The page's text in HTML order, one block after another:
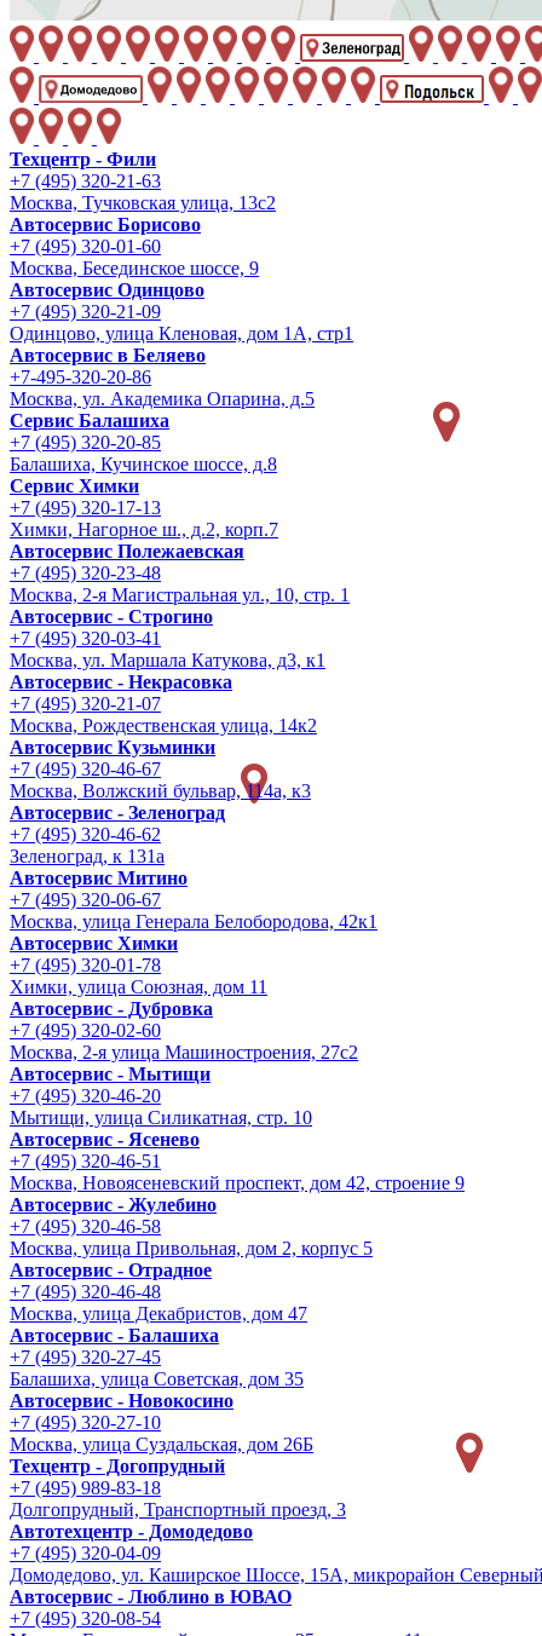
Техцентр - Фили
+7 (495) 320-21-63
Москва, Тучковская улица, 13с2
Автосервис Борисово
+7 (495) 320-01-60
Москва, Бесединское шоссе, 9
Автосервис Одинцово
+7 (495) 320-21-09
Одинцово, улица Кленовая, дом 1А, стр1
Автосервис в Беляево
+7-495-320-20-86
Москва, ул. Академика Опарина, д.5
Сервис Балашиха
+7 (495) 320-20-85
Балашиха, Кучинское шоссе, д.8
Сервис Химки
+7 (495) 320-17-13
Химки, Нагорное ш., д.2, корп.7
Автосервис Полежаевская
+7 (495) 320-23-48
Москва, 2-я Магистральная ул., 10, стр. 1
Автосервис - Строгино
+7 (495) 320-03-41
Москва, ул. Маршала Катукова, д3, к1
Автосервис - Некрасовка
+7 (495) 320-21-07
Москва, Рождественская улица, 14к2
Автосервис Кузьминки
+7 (495) 320-46-67
Москва, Волжский бульвар, 114а, к3
Автосервис - Зеленоград
+7 (495) 320-46-62
Зеленоград, к 131а
Автосервис Митино
+7 (495) 320-06-67
Москва, улица Генерала Белобородова, 42к1
Автосервис Химки
+7 (495) 320-01-78
Химки, улица Союзная, дом 11
Автосервис - Дубровка
+7 (495) 320-02-60
Москва, 2-я улица Машиностроения, 27с2
Автосервис - Мытищи
+7 (495) 320-46-20
Мытищи, улица Силикатная, стр. 10
Автосервис - Ясенево
+7 (495) 320-46-51
Москва, Новоясеневский проспект, дом 42, строение 9
Автосервис - Жулебино
+7 (495) 320-46-58
Москва, улица Привольная, дом 2, корпус 5
Автосервис - Отрадное
+7 (495) 320-46-48
Москва, улица Декабристов, дом 47
Автосервис - Балашиха
+7 (495) 320-27-45
Балашиха, улица Советская, дом 35
Автосервис - Новокосино
+7 (495) 320-27-10
Москва, улица Суздальская, дом 26Б
Техцентр - Догопрудный
+7 (495) 989-83-18
Долгопрудный, Транспортный проезд, 3
Автотехцентр - Домодедово
+7 (495) 320-04-09
Домодедово, ул. Каширское Шоссе, 15А, микрорайон
Автосервис - Люблино в ЮВАО
+7 (495) 320-08-54